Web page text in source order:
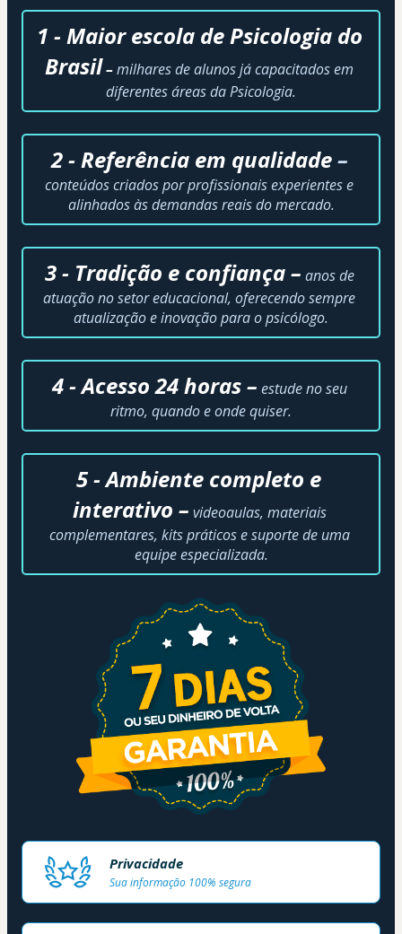
1 - Maior escola de Psicologia do
Brasil – milhares de alunos já capacitados em
diferentes áreas da Psicologia.
2 - Referência em qualidade –
conteúdos criados por profissionais experientes e
alinhados às demandas reais do mercado.
3 - Tradição e confiança – anos de
atuação no setor educacional, oferecendo sempre
atualização e inovação para o psicólogo.
4 - Acesso 24 horas – estude no seu
ritmo, quando e onde quiser.
5 - Ambiente completo e
interativo – videoaulas, materiais
complementares, kits práticos e suporte de uma
equipe especializada.
Privacidade
Sua informação 100% segura